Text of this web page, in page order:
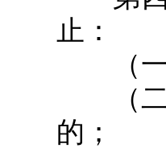
止：
（一
（二
的；